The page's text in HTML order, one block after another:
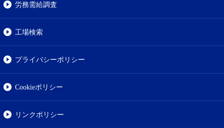
労務需給調査
工場検索
プライバシーポリシー
Cookieポリシー
リンクポリシー